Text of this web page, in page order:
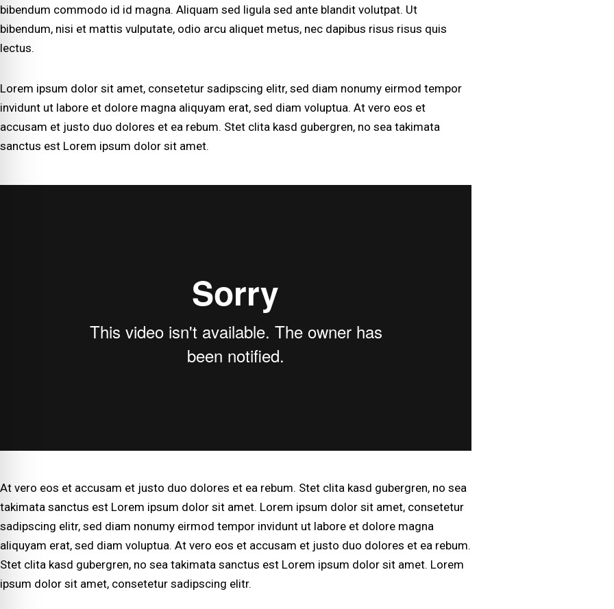
bibendum commodo id id magna. Aliquam sed ligula sed ante blandit volutpat. Ut
bibendum, nisi et mattis vulputate, odio arcu aliquet metus, nec dapibus risus risus quis
lectus.
Lorem ipsum dolor sit amet, consetetur sadipscing elitr, sed diam nonumy eirmod tempor
invidunt ut labore et dolore magna aliquyam erat, sed diam voluptua. At vero eos et
accusam et justo duo dolores et ea rebum. Stet clita kasd gubergren, no sea takimata
sanctus est Lorem ipsum dolor sit amet.
At vero eos et accusam et justo duo dolores et ea rebum. Stet clita kasd gubergren, no sea
takimata sanctus est Lorem ipsum dolor sit amet. Lorem ipsum dolor sit amet, consetetur
sadipscing elitr, sed diam nonumy eirmod tempor invidunt ut labore et dolore magna
aliquyam erat, sed diam voluptua. At vero eos et accusam et justo duo dolores et ea rebum.
Stet clita kasd gubergren, no sea takimata sanctus est Lorem ipsum dolor sit amet. Lorem
ipsum dolor sit amet, consetetur sadipscing elitr.